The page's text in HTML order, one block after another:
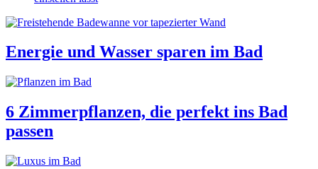
Energie und Wasser sparen im Bad
6 Zimmerpflanzen, die perfekt ins Bad
passen